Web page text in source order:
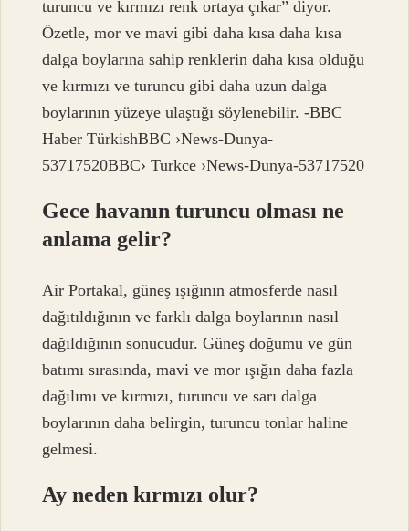
turuncu ve kırmızı renk ortaya çıkar” diyor.
Özetle, mor ve mavi gibi daha kısa daha kısa
dalga boylarına sahip renklerin daha kısa olduğu
ve kırmızı ve turuncu gibi daha uzun dalga
boylarının yüzeye ulaştığı söylenebilir. -BBC
Haber TürkishBBC ›News-Dunya-
53717520BBC› Turkce ›News-Dunya-53717520
Gece havanın turuncu olması ne
anlama gelir?
Air Portakal, güneş ışığının atmosferde nasıl
dağıtıldığının ve farklı dalga boylarının nasıl
dağıldığının sonucudur. Güneş doğumu ve gün
batımı sırasında, mavi ve mor ışığın daha fazla
dağılımı ve kırmızı, turuncu ve sarı dalga
boylarının daha belirgin, turuncu tonlar haline
gelmesi.
Ay neden kırmızı olur?